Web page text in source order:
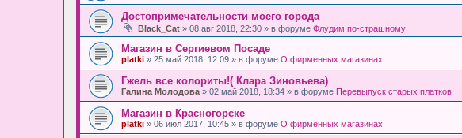
Достопримечательности моего города
Black_Cat » 08 авг 2018, 22:30 » в форуме Флудим по-страшному
Магазин в Сергиевом Посаде
platki » 25 май 2018, 12:09 » в форуме О фирменных магазинах
Гжель все колориты!( Клара Зиновьева)
Галина Молодова » 02 май 2018, 18:34 » в форуме Перевыпуск старых платков
Магазин в Красногорске
platki » 06 июл 2017, 10:45 » в форуме О фирменных магазинах